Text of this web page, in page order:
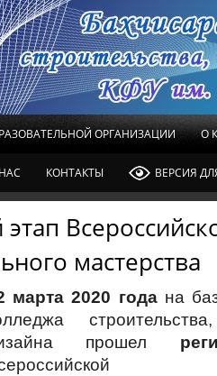
ОРГАНИЗАЦИИ О
КОНТАКТЫ ВЕРСИЯ
мастерства
марта 2020 годана
прошел